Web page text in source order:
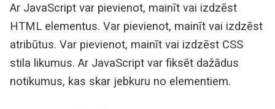
Ar JavaScript var pievienot, mainīt vai izdzēst
HTML elementus. Var pievienot, mainīt vai izdzēst
atribūtus. Var pievienot, mainīt vai izdzēst CSS
stila likumus. Ar JavaScript var fiksēt dažādus
notikumus, kas skar jebkuru no elementiem.